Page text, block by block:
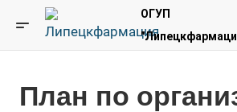
ОГУП
План по